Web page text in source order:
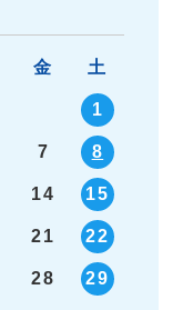
金 土
1
7 8
14 15
21 22
28 29